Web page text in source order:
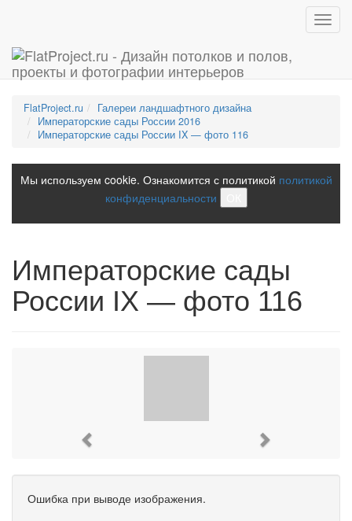
FlatProject.ru
Галереи ландшафтного дизайна
Императорские сады России 2016
Императорские сады России IX — фото 116
Мы используем cookie. Ознакомится с политикой политикой
конфиденциальности
Императорские сады
России IX — фото 116
Ошибка при выводе изображения.